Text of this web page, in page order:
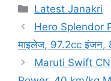
Categories
Latest Janakri
Hero Splendor
माइलेज, 97.2cc इंजन,
Maruti Swift